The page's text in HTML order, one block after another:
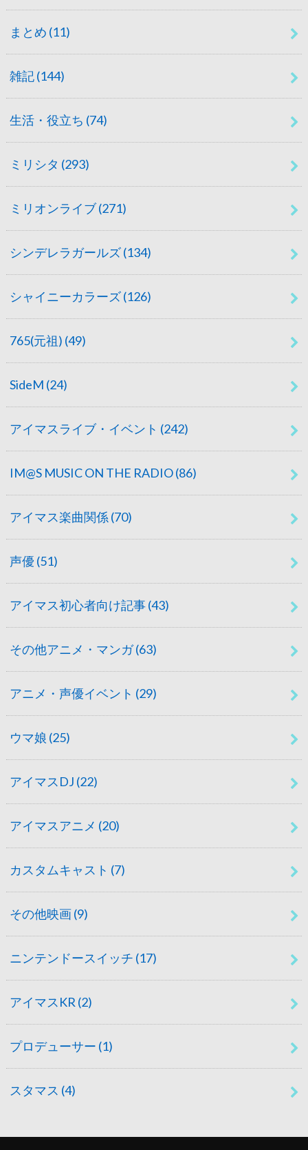
まとめ (11)
雑記(144)
生活・役立ち (74)
ミリシタ (293)
ミリオンライブ(271)
シンデレラガールズ(134)
シャイニーカラーズ(126)
765(元祖) (49)
SideM (24)
アイマスライブ・イベント (242)
IM@S MUSIC ON THE RADIO(86)
アイマス楽曲関係 (70)
声優 (51)
アイマス初心者向け記事(43)
その他アニメ・マンガ(63)
アニメ・声優イベント (29)
ウマ娘 (25)
アイマスDJ (22)
アイマスアニメ (20)
カスタムキャスト (7)
その他映画(9)
ニンテンドースイッチ (17)
アイマスKR (2)
プロデューサー (1)
スタマス (4)